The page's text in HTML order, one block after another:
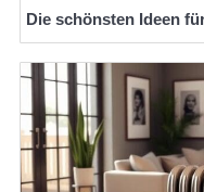
Die schönsten Ideen